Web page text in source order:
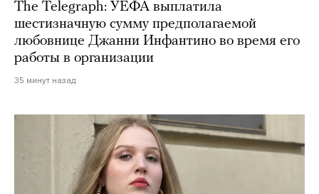
The Telegraph: УЕФА выплатила
шестизначную сумму предполагаемой
любовнице Джанни Инфантино во время его
работы в организации
35 минут назад